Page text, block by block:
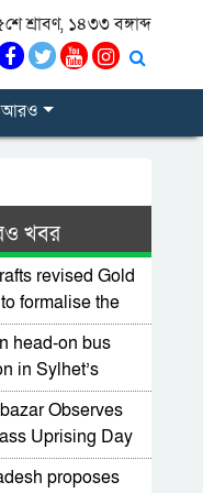
শ্রাবণ, ১৪৩৩ বঙ্গাব্দ
আরও
খবর
revised Gold
formalise the
head-on bus
in Sylhet’s
three
yet to beObserves
Uprising Day
Due Respect
proposes